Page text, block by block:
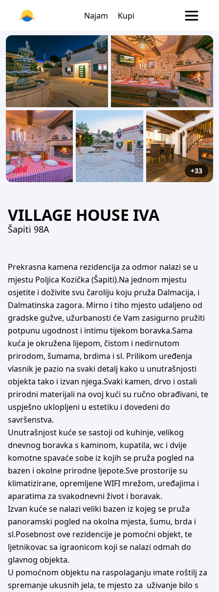
Najam Kupi
+33
VILLAGE HOUSE IVA
Šapiti 98A
Prekrasna kamena rezidencija za odmor nalazi se u
mjestu Poljica Kozička (Šapiti).Na jednom mjestu
osjetite i doživite svu čaroliju koju pruža Dalmacija, i
Dalmatinska zagora. Mirno i tiho mjesto udaljeno od
gradske gužve, užurbanosti će Vam zasigurno pružiti
potpunu ugodnost i intimu tijekom boravka.Sama
kuća je okružena lijepom, čistom i nedirnutom
prirodom, šumama, brdima i sl. Prilikom uređenja
vlasnik je pazio na svaki detalj kako u unutrašnjosti
objekta tako i izvan njega.Svaki kamen, drvo i ostali
prirodni materijali na ovoj kući su ručno obrađivani, te
uspješno uklopljeni u estetiku i dovedeni do
savršenstva.
Unutrašnjost kuće se sastoji od kuhinje, velikog
dnevnog boravka s kaminom, kupatila, wc i dvije
komotne spavaće sobe iz kojih se pruža pogled na
bazen i okolne prirodne ljepote.Sve prostorije su
klimatizirane, opremljene WIFI mrežom, uređajima i
aparatima za svakodnevni život i boravak.
Izvan kuće se nalazi veliki bazen iz kojeg se pruža
panoramski pogled na okolna mjesta, šumu, brda i
sl.Posebnost ove rezidencije je pomoćni objekt, te
ljetnikovac sa igraonicom koji se nalazi odmah do
glavnog objekta.
U pomoćnom objektu na raspolaganju imate roštilj za
spremanje ukusnih jela, te mjesto za uživanje bilo s